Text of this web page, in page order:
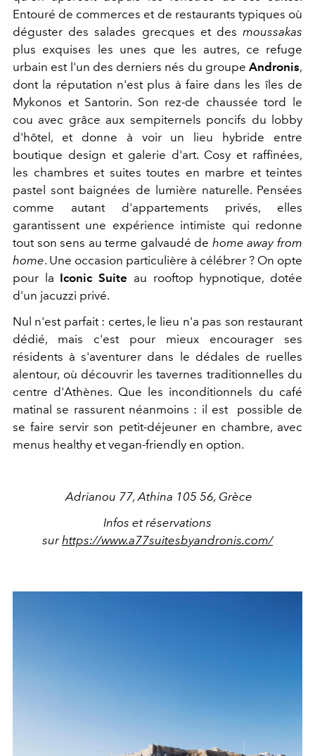
Entouré de commerces et de restaurants typiques où
déguster des salades grecques et des moussakas
plus exquises les unes que les autres, ce refuge
urbain est l'un des derniers nés du groupe Andronis,
dont la réputation n'est plus à faire dans les îles de
Mykonos et Santorin. Son rez-de chaussée tord le
cou avec grâce aux sempiternels poncifs du lobby
d'hôtel, et donne à voir un lieu hybride entre
boutique design et galerie d'art. Cosy et raffinées,
les chambres et suites toutes en marbre et teintes
pastel sont baignées de lumière naturelle. Pensées
comme autant d'appartements privés, elles
garantissent une expérience intimiste qui redonne
tout son sens au terme galvaudé de home away from
home. Une occasion particulière à célébrer ? On opte
pour la Iconic Suite au rooftop hypnotique, dotée
d'un jacuzzi privé.
Nul n'est parfait : certes, le lieu n'a pas son restaurant
dédié, mais c'est pour mieux encourager ses
résidents à s'aventurer dans le dédales de ruelles
alentour, où découvrir les tavernes traditionnelles du
centre d'Athènes. Que les inconditionnels du café
matinal se rassurent néanmoins : il est possible de
se faire servir son petit-déjeuner en chambre, avec
menus healthy et vegan-friendly en option.
Adrianou 77, Athina 105 56, Grèce
Infos et réservations
surhttps://www.a77suitesbyandronis.com/